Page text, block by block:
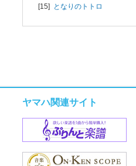
[15]
となりのトトロ
ヤマハ関連サイト